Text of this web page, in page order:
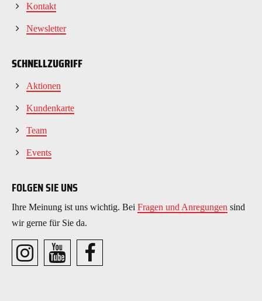
Kontakt
Newsletter
SCHNELLZUGRIFF
Aktionen
Kundenkarte
Team
Events
FOLGEN SIE UNS
Ihre Meinung ist uns wichtig. Bei Fragen und Anregungen sind
wir gerne für Sie da.